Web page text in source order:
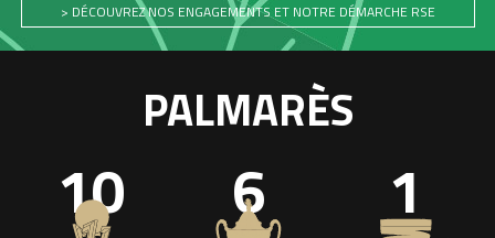
> DÉCOUVREZ NOS ENGAGEMENTS ET NOTRE DÉMARCHE RSE
PALMARÈS
10 6 1